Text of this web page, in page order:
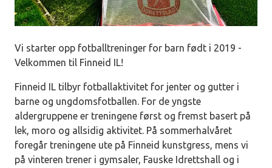
Vi starter opp fotballtreninger for barn født i 2019 -
Velkommen til Finneid IL!
Finneid IL tilbyr fotballaktivitet for jenter og gutter i
barne og ungdomsfotballen. For de yngste
aldergruppene er treningene først og fremst basert på
lek, moro og allsidig aktivitet. På sommerhalvåret
foregår treningene ute på Finneid kunstgress, mens vi
på vinteren trener i gymsaler, Fauske Idrettshall og i